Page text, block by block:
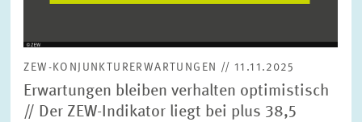
ZEW-KONJUNKTURERWARTUNGEN // 11.11.2025
Erwartungen bleiben verhalten optimistisch
// Der ZEW-Indikator liegt bei plus 38,5